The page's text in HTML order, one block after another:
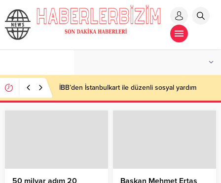
İBB’den İstanbulkart ile düzenli sosyal yardım
50 milyar adım 20
Başkan Mehmet Ertaş